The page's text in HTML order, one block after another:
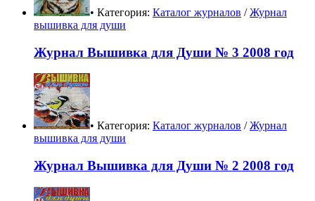
• Категория: Каталог журналов /Журнал
вышивка для души
Журнал Вышивка для Души № 3 2008 год
• Категория: Каталог журналов /Журнал
вышивка для души
Журнал Вышивка для Души № 2 2008 год